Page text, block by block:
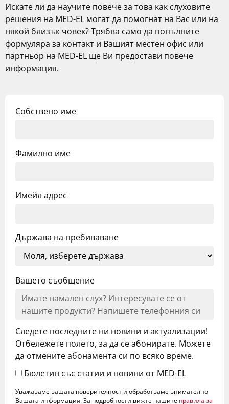
Искате ли да научите повече за това как слуховите
решения на MED-EL могат да помогнат на Вас или на
някой близък човек? Трябва само да попълните
формуляра за контакт и Вашият местен офис или
партньор на MED-EL ще Ви предостави повече
информация.
Собствено име
Фамилно име
Имейл адрес
Държава на пребиваване
Вашето съобщение
Следете последните ни новини и актуализации!
Отбележете полето, за да се абонирате. Можете
да отмените абонамента си по всяко време.
Бюлетин със статии и новини от MED-EL
Уважаваме вашата поверителност и обработваме внимателно
Вашата информация. За подробности вижте нашите правила за